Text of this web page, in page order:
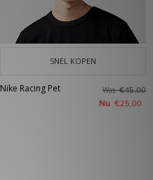
SNEL KOPEN
Nike Racing Pet Was€45,00
Nu €25,00